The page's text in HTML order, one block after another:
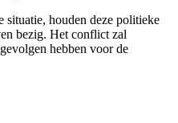
houden deze politieke
bezig. Het conflict zal
hebben voor de